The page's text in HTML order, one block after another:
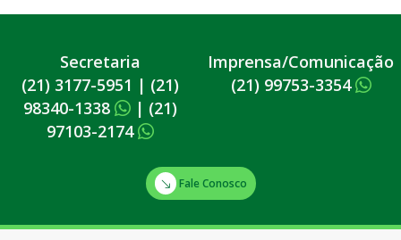
Secretaria
(21) 3177-5951 | (21)
98340-1338
| (21)
97103-2174
Imprensa/Comunicação
(21) 99753-3354
Fale Conosco